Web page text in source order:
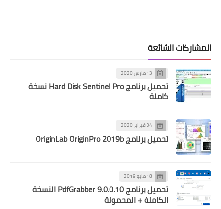
المشاركات الشائعة
13 مارس 2020
تحميل برنامج Hard Disk Sentinel Pro نسخة
كاملة
04 فبراير 2020
تحميل برنامج OriginLab OriginPro 2019b
18 مايو 2019
تحميل برنامج PdfGrabber 9.0.0.10 النسخة
الكاملة + المحمولة